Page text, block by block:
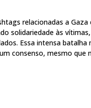
relacionadas a
solidariedade às
Essa intensa
consenso, mesmo que